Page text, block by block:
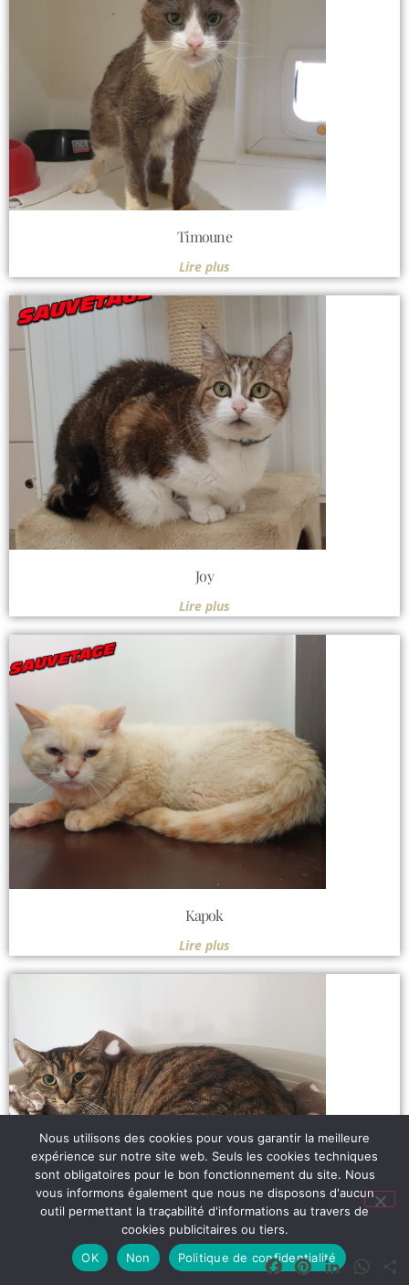
Timoune
Lire plus
Joy
Lire plus
Kapok
Lire plus
Titania Facebook
PinterestLinkedIn
Nous utilisons des cookies pour vous garantir la meilleure
expérience sur notre site web. Seuls les cookies techniques
sont obligatoires pour le bon fonctionnement du site. Nous
vous informons également que nous ne disposons d'aucun
outil permettant la traçabilité d'informations au travers de
cookies publicitaires ou tiers.
OK
Non Politique de confidentialité